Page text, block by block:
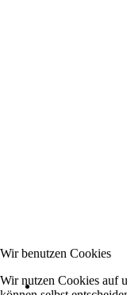
Wir benutzen Cookies
Wir nutzen Cookies auf